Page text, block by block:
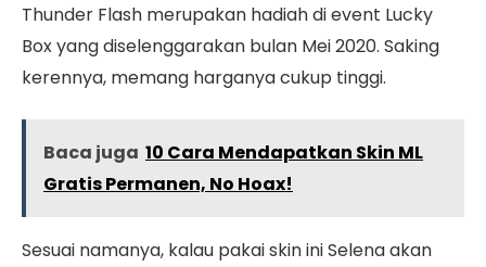
Thunder Flash merupakan hadiah di event Lucky
Box yang diselenggarakan bulan Mei 2020. Saking
kerennya, memang harganya cukup tinggi.
Baca juga 10 Cara Mendapatkan Skin ML
Gratis Permanen, No Hoax!
Sesuai namanya, kalau pakai skin ini Selena akan